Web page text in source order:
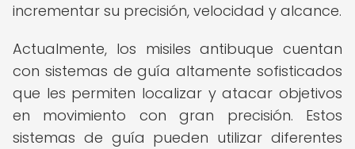
incrementar su precisión, velocidad y alcance.
Actualmente, los misiles antibuque cuentan
con sistemas de guía altamente sofisticados
que les permiten localizar y atacar objetivos
en movimiento con gran precisión. Estos
sistemas de guía pueden utilizar diferentes